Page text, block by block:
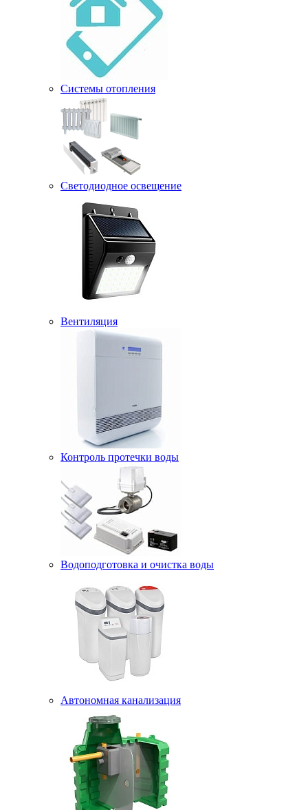
Системы отопления
Светодиодное освещение
Вентиляция
Контроль протечки воды
Водоподготовка и очистка воды
Автономная канализация